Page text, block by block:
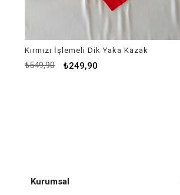
Kırmızı İşlemeli Dik Yaka Kazak
₺249,90
₺549,90
Kurumsal